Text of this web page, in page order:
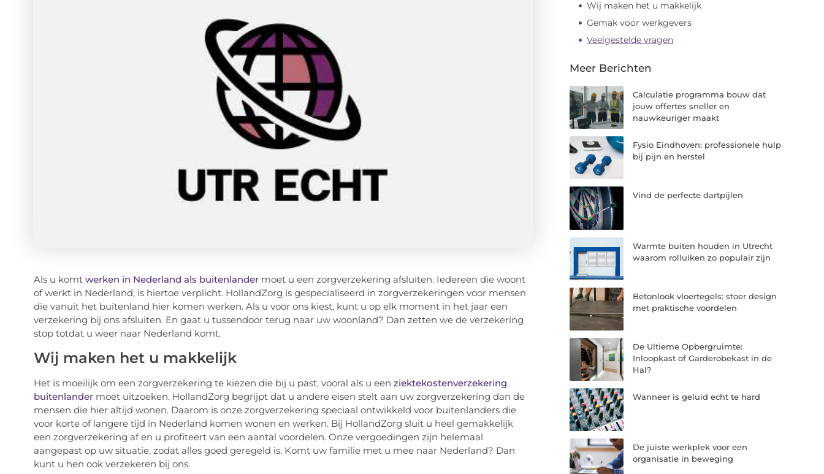
Als u komt werken in Nederland als buitenlandermoet u een zorgverzekering afsluiten. Iedereen die woont
of werkt in Nederland, is hiertoe verplicht. HollandZorg is gespecialiseerd in zorgverzekeringen voor mensen
die vanuit het buitenland hier komen werken. Als u voor ons kiest, kunt u op elk moment in het jaar een
verzekering bij ons afsluiten. En gaat u tussendoor terug naar uw woonland? Dan zetten we de verzekering
stop totdat u weer naar Nederland komt.
Wij maken het u makkelijk
Het is moeilijk om een zorgverzekering te kiezen die bij u past, vooral als u een ziektekostenverzekering
buitenlandermoet uitzoeken. HollandZorg begrijpt dat u andere eisen stelt aan uw zorgverzekering dan de
mensen die hier altijd wonen. Daarom is onze zorgverzekering speciaal ontwikkeld voor buitenlanders die
voor korte of langere tijd in Nederland komen wonen en werken. Bij HollandZorg sluit u heel gemakkelijk
een zorgverzekering af en u profiteert van een aantal voordelen. Onze vergoedingen zijn helemaal
aangepast op uw situatie, zodat alles goed geregeld is. Komt uw familie met u mee naar Nederland? Dan
kunt u hen ook verzekeren bij ons.
Wij maken het u makkelijk
Gemak voor werkgevers
Veelgestelde vragen
Meer Berichten
Calculatie programma bouw dat
jouw offertes sneller en
nauwkeuriger maakt
Fysio Eindhoven: professionele hulp
bij pijn en herstel
Vind de perfecte dartpijlen
Warmte buiten houden in Utrecht
waarom rolluiken zo populair zijn
Betonlook vloertegels: stoer design
met praktische voordelen
De Ultieme Opbergruimte:
Inloopkast of Garderobekast in de
Hal?
Wanneer is geluid echt te hard
De juiste werkplek voor een
organisatie in beweging